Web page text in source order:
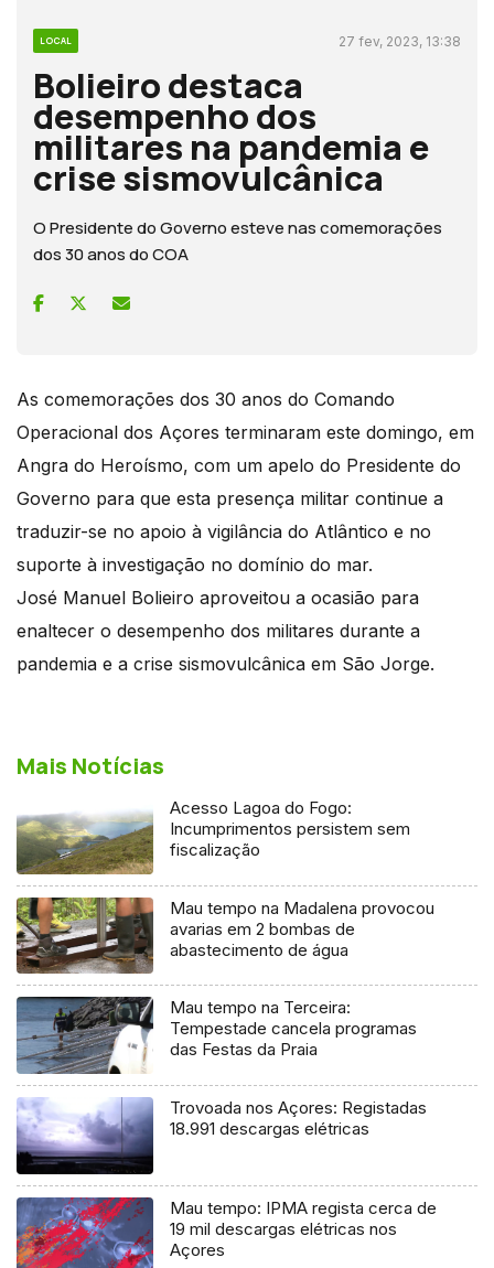
LOCAL 27 fev, 2023, 13:38
Bolieiro destaca
desempenho dos
militares na pandemia e
crise sismovulcânica
O Presidente do Governo esteve nas comemorações
dos 30 anos do COA
As comemorações dos 30 anos do Comando
Operacional dos Açores terminaram este domingo, em
Angra do Heroísmo, com um apelo do Presidente do
Governo para que esta presença militar continue a
traduzir-se no apoio à vigilância do Atlântico e no
suporte à investigação no domínio do mar.
José Manuel Bolieiro aproveitou a ocasião para
enaltecer o desempenho dos militares durante a
pandemia e a crise sismovulcânica em São Jorge.
Mais Notícias
Acesso Lagoa do Fogo:
Incumprimentos persistem sem
fiscalização
Mau tempo na Madalena provocou
avarias em 2 bombas de
abastecimento de água
Mau tempo na Terceira:
Tempestade cancela programas
das Festas da Praia
Trovoada nos Açores: Registadas
18.991 descargas elétricas
Mau tempo: IPMA regista cerca de
19 mil descargas elétricas nos
Açores